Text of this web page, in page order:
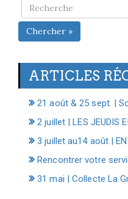
Chercher »
ARTICLES
21 août & 25 sept. |
2 juillet | LES JEUDIS
3 juillet au14 août |
Rencontrer votre
31 mai | Collecte La